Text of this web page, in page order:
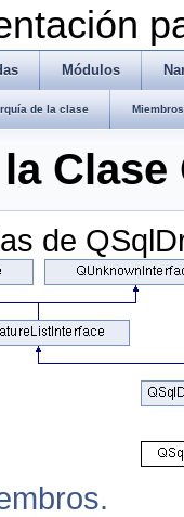
Módulos
de la clase
de